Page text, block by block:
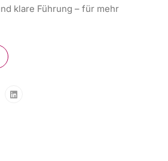
klare Führung – für mehr